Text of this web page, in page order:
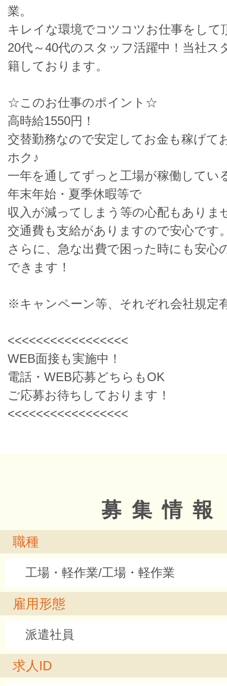
業。
キレイな環境でコツコツお仕事をして
20代～40代のスタッフ活躍中！当社ス
籍しております。
☆このお仕事のポイント☆
高時給1550円！
交替勤務なので安定してお金も稼げて
ホク♪
一年を通してずっと工場が稼働してい
年末年始・夏季休暇等で
収入が減ってしまう等の心配もありま
交通費も支給がありますので安心です
さらに、急な出費で困った時にも安心
できます！
※キャンペーン等、それぞれ会社規定
<<<<<<<<<<<<<<<<<
WEB面接も実施中！
電話・WEB応募どちらもOK
ご応募お待ちしております！
<<<<<<<<<<<<<<<<<
募集情報
職種
工場・軽作業/工場・軽作業
雇用形態
派遣社員
求人ID